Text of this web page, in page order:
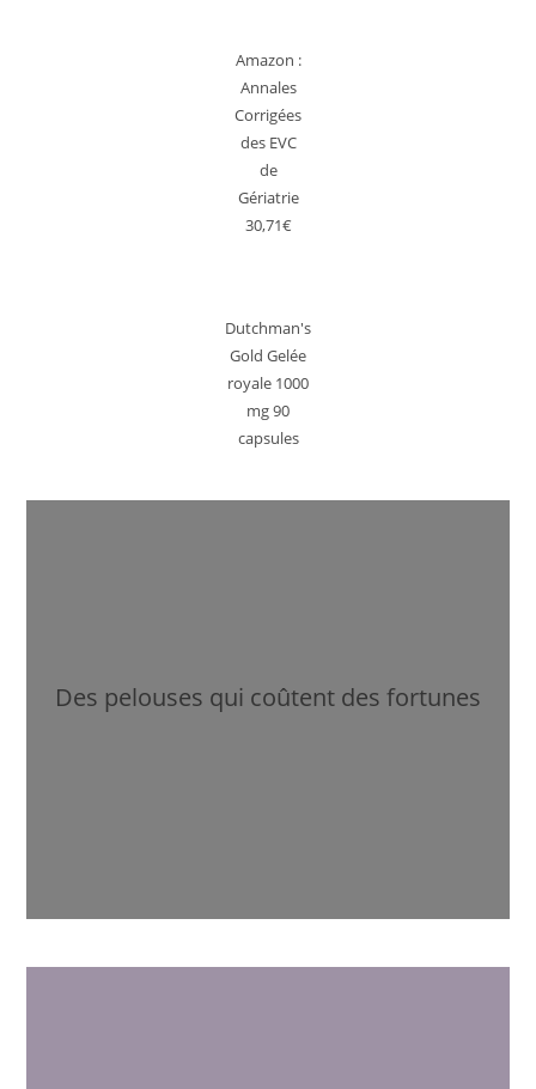
Amazon :
Annales
Corrigées
des EVC
de
Gériatrie
30,71€
Dutchman's
Gold Gelée
royale 1000
mg 90
capsules
Des pelouses qui coûtent des fortunes